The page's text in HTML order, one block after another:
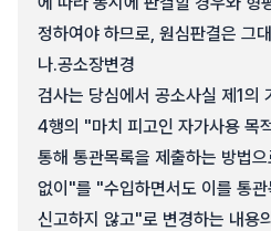
정하여야 하므로, 원심판결은 그
나.공소장변경
검사는 당심에서 공소사실 제1의
4행의 "마치 피고인 자가사용 목
통해 통관목록을 제출하는 방법
없이"를 "수입하면서도 이를 통관
신고하지 않고"로 변경하는 내용